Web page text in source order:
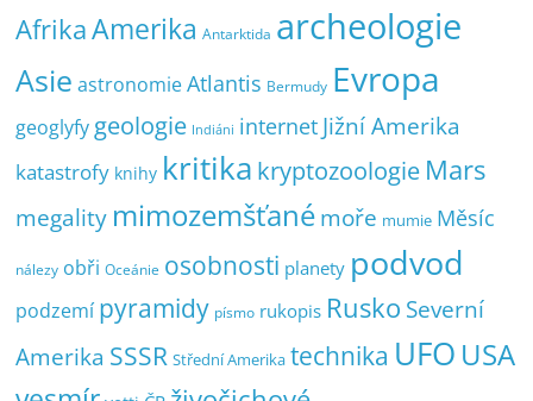
AfrikaAmerika Antarktida archeologie
Asie astronomie Atlantis Bermudy Evropa
geoglyfy geologie Indiáni internet Jižní Amerika
katastrofy knihy kritika kryptozoologie Mars
megality mimozemšťanémoře mumie Měsíc
nálezy obři Oceánie osobnosti planety podvod
podzemí pyramidy písmo rukopis Rusko Severní
Amerika SSSR Střední Amerika technika UFO USA